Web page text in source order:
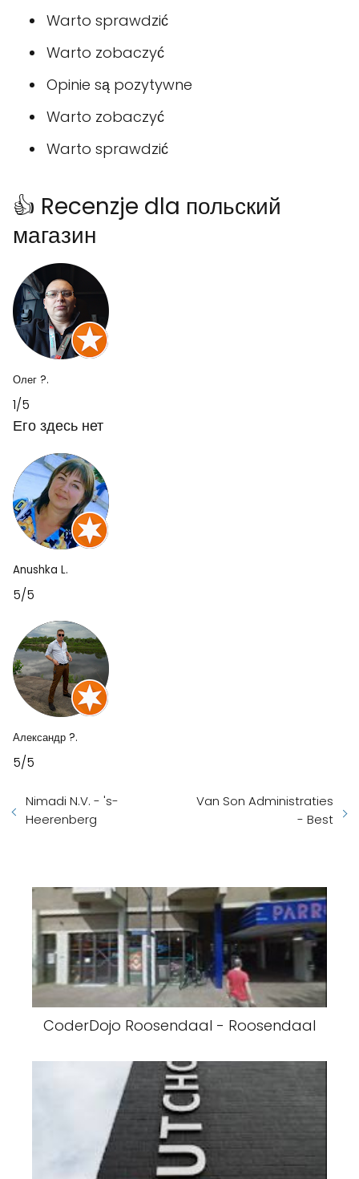
Warto sprawdzić
Warto zobaczyć
Opinie są pozytywne
Warto zobaczyć
Warto sprawdzić
👍 Recenzje dla польский
магазин
Олег ?.
1/5
Его здесь нет
Anushka L.
5/5
Александр ?.
5/5
Nimadi N.V. - 's-
Heerenberg
Van Son Administraties
- Best
CoderDojo Roosendaal - Roosendaal